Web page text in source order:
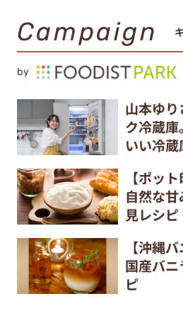
Campaign
by
山本ゆ
ク冷蔵庫
いい冷
【ポッ
自然な
見レシピ
【沖縄
国産バ
ピ